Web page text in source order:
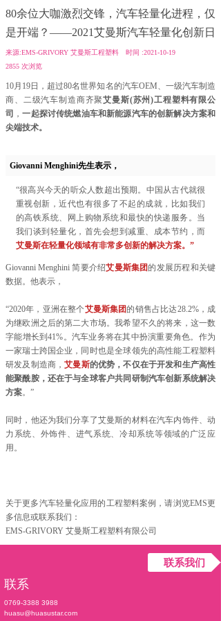
80余位大咖激烈交锋，汽车轻量化进程，仅
是开端？——2021艾曼斯汽车轻量化创新日
来源:EMS-GRIVORY 艾曼斯工程塑料 时间 :2021-10-19
2855 次浏览
10月19日，超过80名世界知名的汽车OEM、一级汽车制造
商、二级汽车制造商齐聚艾曼斯(苏州)工程塑料有限公
司 ，一起探讨传统燃油车和新能源汽车的创新解决方案和
尖端技术。
Giovanni Menghini先生表示，
“很高兴今天的听众人数超出预期。中国从古代就很
重视创新，近代也有很多了不起的成就，比如我们
的高铁系统、网上购物系统和最快的快递服务。当
我们谈到轻量化，首先会想到减重、成本节约，而
艾曼斯在轻量化领域有非常多创新的解决方案。”
Giovanni Menghini 简要介绍艾曼斯集团的发展历程和关键
数据。他表示，
“2020年，亚洲在整个艾曼斯集团的销售占比达28.2%，成
为继欧洲之后的第二大市场。我希望不久的将来，这一数
字能增长到41%。汽车业务将在其中扮演重要角色。作为
一家瑞士跨国企业，同时也是全球领先的高性能工程塑料
研发及制造商，艾曼斯的优势，不仅在于开发和生产高性
能聚酰胺，还在于与全球客户共同研制汽车创新系统解决
方案。”
同时，他还为我们分享了艾曼斯的材料在汽车内饰件、动
力系统、外饰件、进气系统、冷却系统等领域的广泛应
用。
关于更多汽车轻量化应用的工程塑料案例，请浏览EMS更
多信息或联系我们：
EMS-GRIVORY 艾曼斯工程塑料有限公司
联系
0769-3388 3988
huasu@huasustar.com
联系我们